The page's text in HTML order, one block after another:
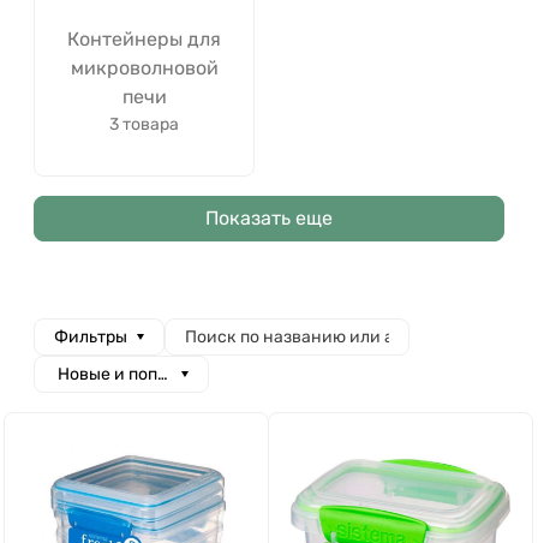
Контейнеры для
микроволновой
печи
3 товара
Показать еще
Фильтры
Новые и популярные